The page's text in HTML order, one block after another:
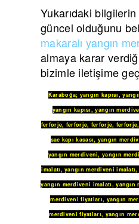
Yukarıdaki
güncel olduğunu
makaralı yangın
almaya karar
bizimle iletişime
Karaboğa; yangın kapısı,
yangın kapısı,yangın
ferforje, ferforje, ferforje, ferforje,
sac kapı kasası, yangın
yangın merdiveni,yangın
imalatı,yangın merdiveni imalatı,
yangın merdiveni imalatı,yangın
merdiveni fiyatları, yangın
merdiveni fiyatları, yangın